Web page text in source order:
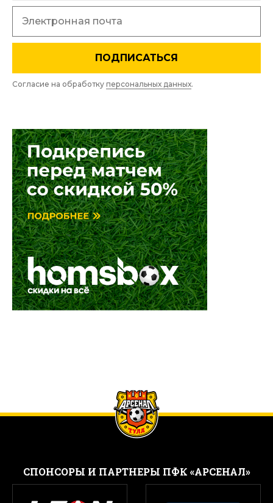
ПОДПИСАТЬСЯ
Согласие на обработку персональных данных.
CПОНСОРЫ И ПАРТНЕРЫ ПФК «АРСЕНАЛ»